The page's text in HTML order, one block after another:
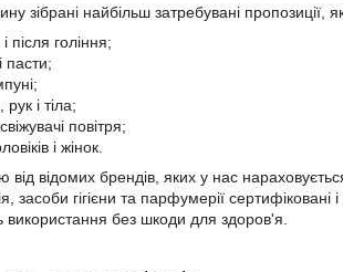
зібрані найбільш затребувані пропозиції,
після гоління;
пасти;
і тіла;
повітря;
і жінок.
від відомих брендів, яких у нас
засоби гігієни та парфумерії
використання без шкоди для здоров'я.